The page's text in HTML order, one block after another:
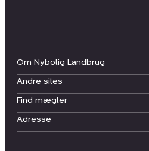
Om Nybolig Landbrug
Andre sites
Find mægler
Adresse